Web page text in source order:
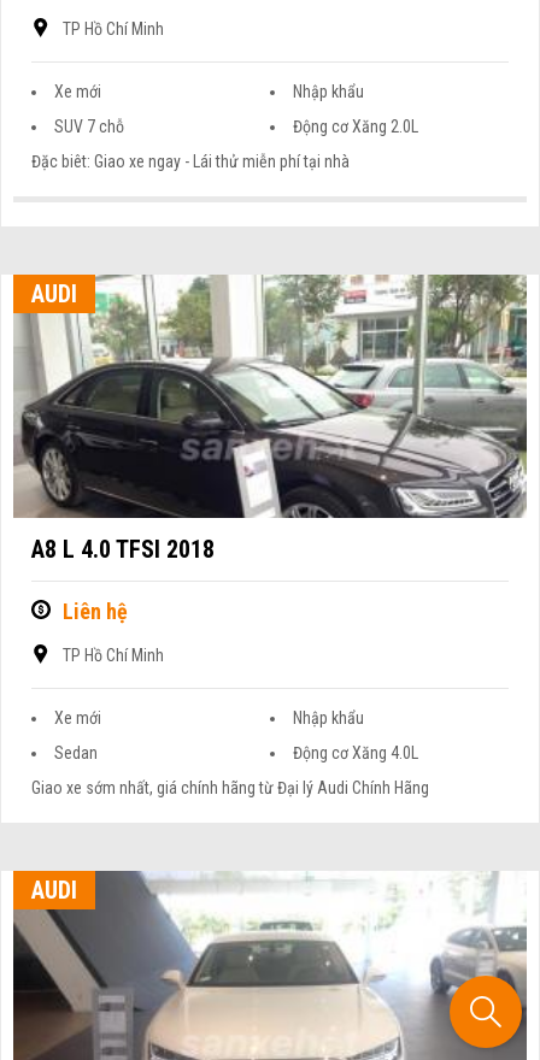
TP Hồ Chí Minh
Xe mới
Nhập khẩu
SUV 7 chỗ
Động cơ Xăng 2.0L
Đặc biêt: Giao xe ngay - Lái thử miễn phí tại nhà
AUDI
A8 L 4.0 TFSI 2018
Liên hệ
TP Hồ Chí Minh
Xe mới
Nhập khẩu
Sedan
Động cơ Xăng 4.0L
Giao xe sớm nhất, giá chính hãng từ Đại lý Audi Chính Hãng
AUDI